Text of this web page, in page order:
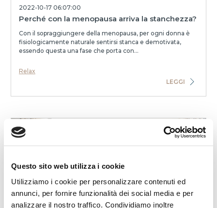
Questo sito web utilizza i cookie
Utilizziamo i cookie per personalizzare contenuti ed
annunci, per fornire funzionalità dei social media e per
analizzare il nostro traffico. Condividiamo inoltre
2022-10-17 06:07:00
Perché con la menopausa arriva la stanchezza?
Con il sopraggiungere della menopausa, per ogni donna è
fisiologicamente naturale sentirsi stanca e demotivata,
essendo questa una fase che porta con...
Relax
LEGGI
I segreti del Feng Shui per riposare bene